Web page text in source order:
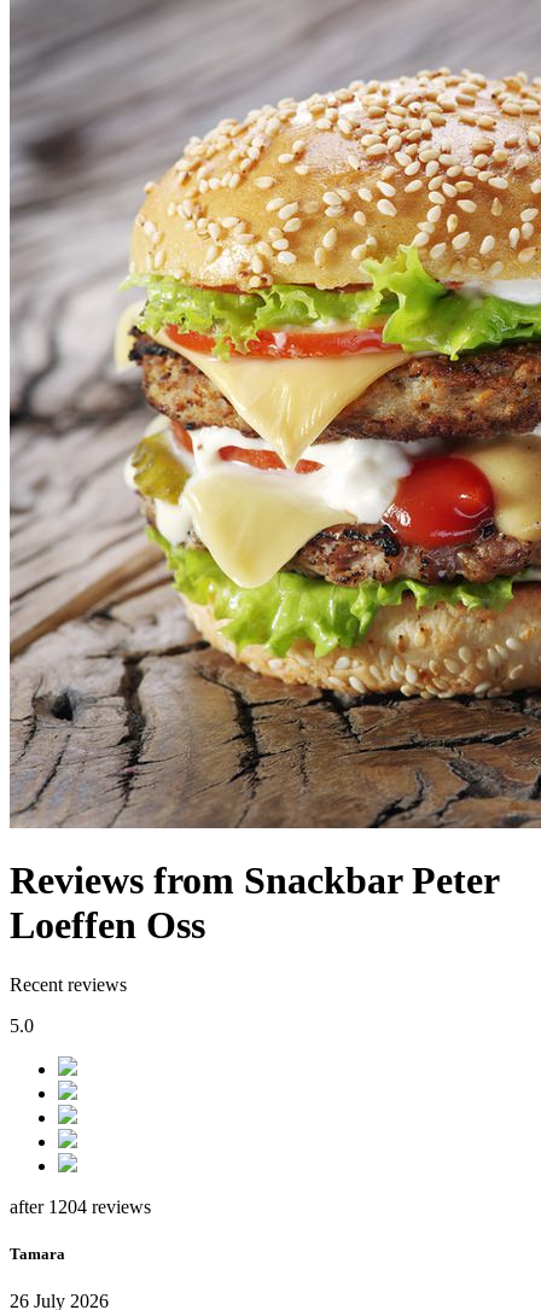
Reviews from Snackbar Peter
Loeffen Oss
Recent reviews
5.0
after 1204 reviews
Tamara
26 July 2026